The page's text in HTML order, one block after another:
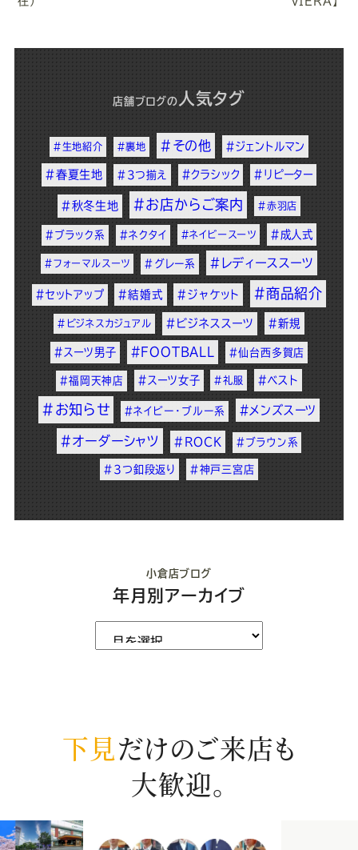
店舗ブログの 人気タグ
#生地紹介 #裏地 #その他 #ジェントルマン
#春夏生地 #3つ揃え #クラシック #リピーター
#秋冬生地 #お店からご案内 #赤羽店
#ブラック系 #ネクタイ #ネイビースーツ #成人式
#フォーマルスーツ #グレー系 #レディーススーツ
#セットアップ #結婚式 #ジャケット #商品紹介
#ビジネスカジュアル #ビジネススーツ #新規
#スーツ男子 #FOOTBALL #仙台西多賀店
#福岡天神店 #スーツ女子 #礼服 #ベスト
#お知らせ #ネイビー・ブルー系 #メンズスーツ
#オーダーシャツ #ROCK #ブラウン系
#3つ釦段返り #神戸三宮店
小倉店ブログ
年月別アーカイブ
下見だけのご来店も
大歓迎。